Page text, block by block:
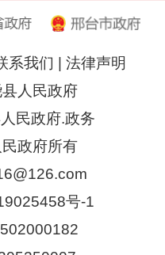
系我们
法律声明
人民政府
民政府.政务
政府所有
号-1